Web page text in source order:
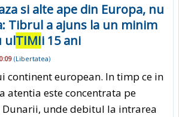
si alte ape din Europa, nu
Tibrul a ajuns la un minim
ulTIMIi 15 ani
(Libertatea)
continent european. In timp ce in
atentia este concentrata pe
Dunarii, unde debitul la intrarea